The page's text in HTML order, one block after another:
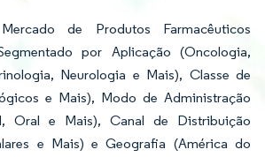
de Produtos Farmacêuticos
por Aplicação (Oncologia,
Neurologia e Mais), Classe de
e Mais), Modo de Administração
Oral e Mais), Canal de Distribuição
e Mais) e Geografia (América do